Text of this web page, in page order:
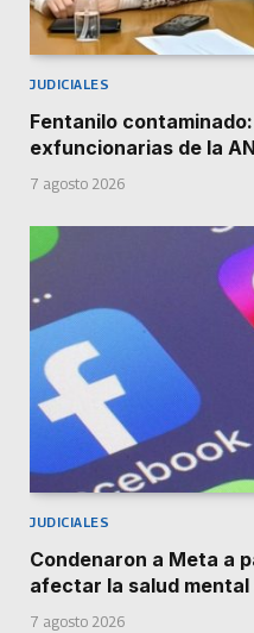
JUDICIALES
Fentanilo
exfuncionarias de la
7 agosto 2026
JUDICIALES
Condenaron a Meta a
afectar la salud mental
7 agosto 2026